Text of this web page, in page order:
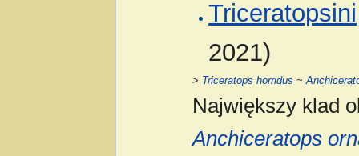
Triceratopsini
2021)
> Triceratops horridus ~
Największy klad
Anchiceratops